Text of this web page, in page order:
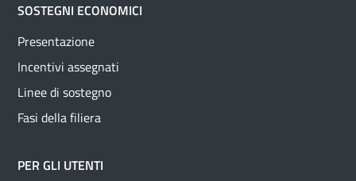
SOSTEGNI ECONOMICI
Presentazione
Incentivi assegnati
Linee di sostegno
Fasi della filiera
PER GLI UTENTI